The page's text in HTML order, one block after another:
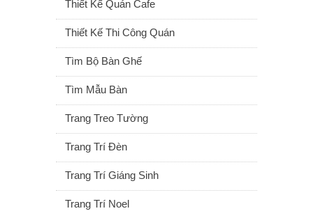
Thiết Kế Quán Cafe
Thiết Kế Thi Công Quán
Tìm Bộ Bàn Ghế
Tìm Mẫu Bàn
Trang Treo Tường
Trang Trí Đèn
Trang Trí Giáng Sinh
Trang Trí Noel